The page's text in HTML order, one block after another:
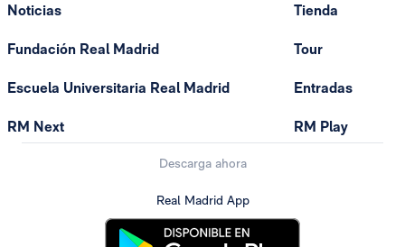
Noticias
Fundación Real Madrid
Escuela Universitaria Real Madrid
RM Next
Tienda
Tour
Entradas
RM Play
Descarga ahora
Real Madrid App